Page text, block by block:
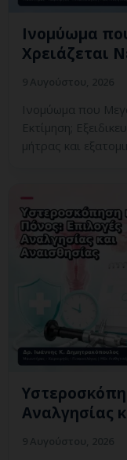
Ινομύωμα
Χρειάζεται
Ινομύωμα που
Εκτίμηση;
μήτρας και
Αναλγησίας